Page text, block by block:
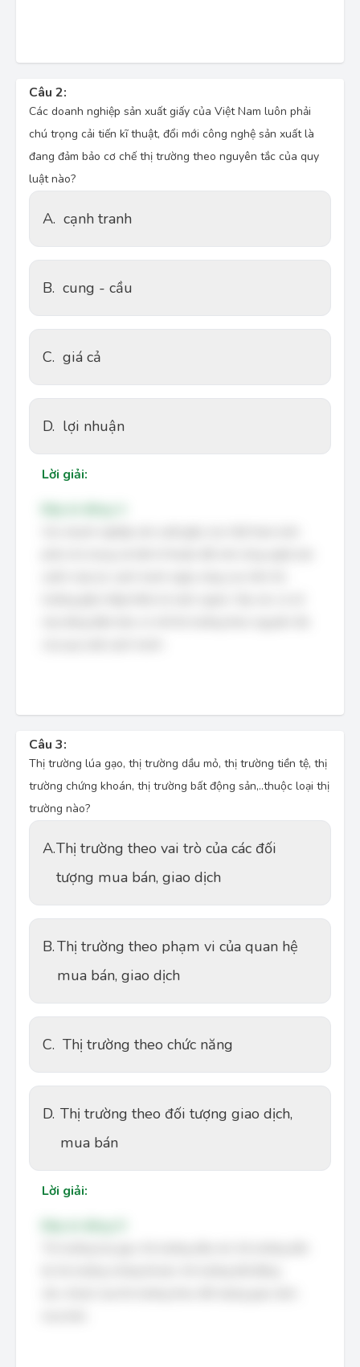
Câu 2:
Các doanh nghiệp sản xuất giấy của Việt Nam luôn phải
chú trọng cải tiến kĩ thuật, đổi mới công nghệ sản xuất là
đang đảm bảo cơ chế thị trường theo nguyên tắc của quy
luật nào?
A. cạnh tranh
B. cung - cầu
C. giá cả
D. lợi nhuận
Lời giải:
Câu 3:
Thị trường lúa gạo, thị trường dầu mỏ, thị trường tiền tệ, thị
trường chứng khoán, thị trường bất động sản,..thuộc loại thị
trường nào?
A.Thị trường theo vai trò của các đối
tượng mua bán, giao dịch
B.Thị trường theo phạm vi của quan hệ
mua bán, giao dịch
C. Thị trường theo chức năng
D. Thị trường theo đối tượng giao dịch,
mua bán
Lời giải: